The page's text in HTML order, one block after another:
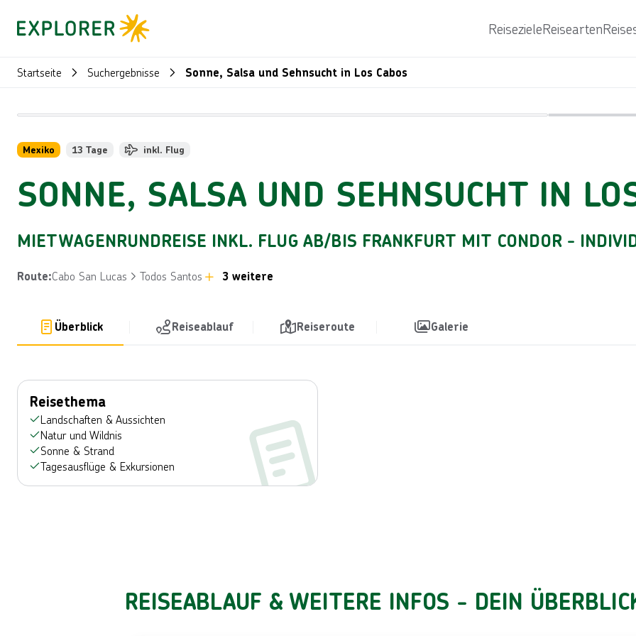
ReisezieleReisearten
Startseite Suchergebnisse Sonne, Salsa und Sehnsucht in Los Cabos
Mexiko 13 Tage inkl. Flug
SONNE, SALSA UND SEHNSUCHT IN
MIETWAGENRUNDREISE INKL. FLUG AB/BIS FRANKFURT MIT CONDOR -
Route:Cabo San Lucas Todos Santos 3 weitere
Überblick Reiseablauf Reiseroute Galerie
Reisethema
Landschaften & Aussichten
Natur und Wildnis
Sonne & Strand
Tagesausflüge & Exkursionen
REISEABLAUF & WEITERE INFOS - DEIN